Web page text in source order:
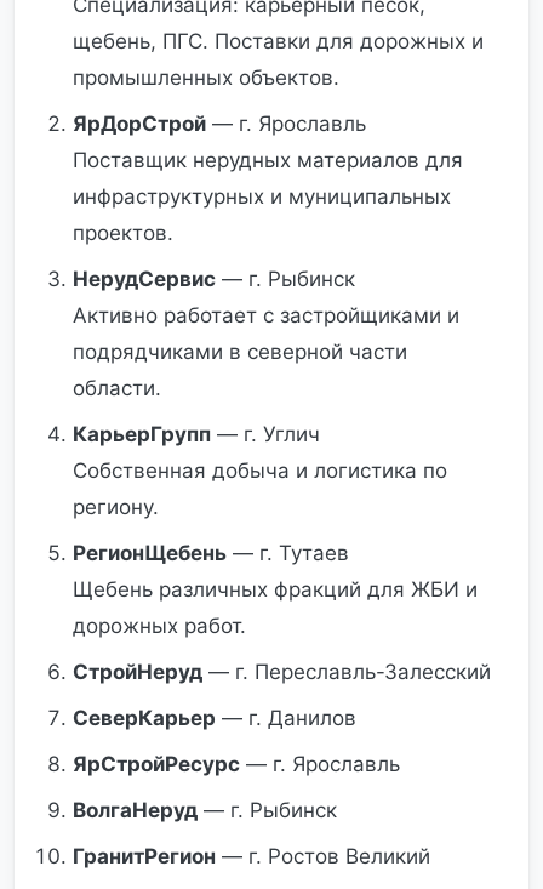
Специализация: карьерный песок,
щебень, ПГС. Поставки для дорожных и
промышленных объектов.
ЯрДорСтрой — г. Ярославль
Поставщик нерудных материалов для
инфраструктурных и муниципальных
проектов.
НерудСервис — г. Рыбинск
Активно работает с застройщиками и
подрядчиками в северной части
области.
КарьерГрупп — г. Углич
Собственная добыча и логистика по
региону.
РегионЩебень — г. Тутаев
Щебень различных фракций для ЖБИ и
дорожных работ.
СтройНеруд — г. Переславль-Залесский
СеверКарьер — г. Данилов
ЯрСтройРесурс — г. Ярославль
ВолгаНеруд — г. Рыбинск
ГранитРегион — г. Ростов Великий